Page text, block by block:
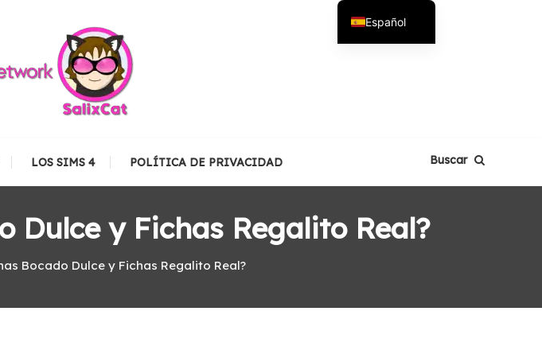
LOS SIMS 4 POLÍTICA DE PRIVACIDAD Buscar
Dulce y Fichas Regalito Real?
Bocado Dulce y Fichas Regalito Real?
Español
English